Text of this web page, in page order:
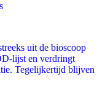
uit de bioscoop
lijst en verdringt
Tegelijkertijd blijven